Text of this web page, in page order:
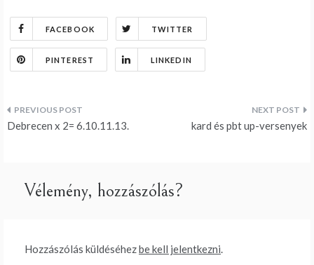
FACEBOOK TWITTER
PINTEREST LINKEDIN
Bejegyzés
Debrecen x 2= 6.10.11.13. kard és pbt up-versenyek
Vélemény, hozzászólás?
Hozzászólás küldéséhezbe kell jelentkezni.